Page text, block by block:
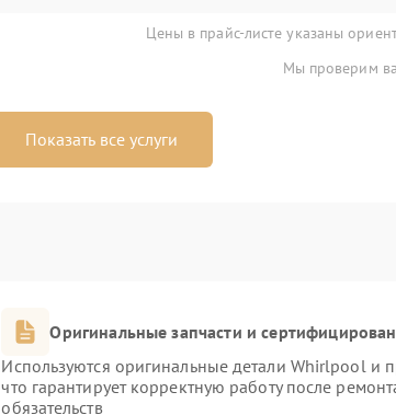
Цены в прайс-листе указаны
Мы проверим
Показать все услуги
Оригинальные запчасти и
Используются оригинальные детали Whirlpool
что гарантирует корректную работу после
обязательств